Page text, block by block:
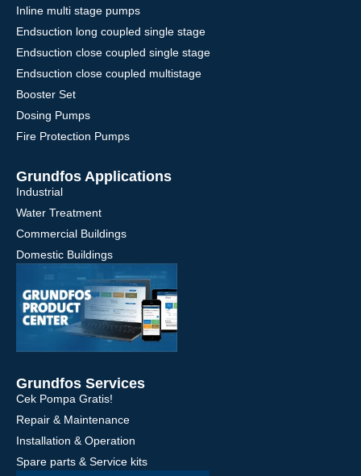
Inline multi stage pumps
Endsuction long coupled single stage
Endsuction close coupled single stage
Endsuction close coupled multistage
Booster Set
Dosing Pumps
Fire Protection Pumps
Grundfos Applications
Industrial
Water Treatment
Commercial Buildings
Domestic Buildings
Grundfos Services
Cek Pompa Gratis!
Repair & Maintenance
Installation & Operation
Spare parts & Service kits